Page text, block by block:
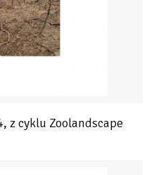
z cyklu Zoolandscape